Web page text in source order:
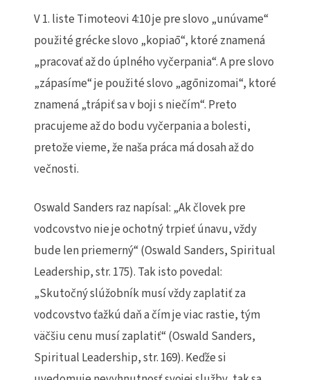
V 1. liste Timoteovi 4:10 je pre slovo „unúvame“
použité grécke slovo „kopiaō“, ktoré znamená
„pracovať až do úplného vyčerpania“. A pre slovo
„zápasíme“ je použité slovo „agōnizomai“, ktoré
znamená „trápiť sa v boji s niečím“. Preto
pracujeme až do bodu vyčerpania a bolesti,
pretože vieme, že naša práca má dosah až do
večnosti.
Oswald Sanders raz napísal: „Ak človek pre
vodcovstvo nie je ochotný trpieť únavu, vždy
bude len priemerný“ (Oswald Sanders, Spiritual
Leadership, str. 175). Tak isto povedal:
„Skutočný slúžobník musí vždy zaplatiť za
vodcovstvo ťažkú daň a čím je viac rastie, tým
väčšiu cenu musí zaplatiť“ (Oswald Sanders,
Spiritual Leadership, str. 169). Keďže si